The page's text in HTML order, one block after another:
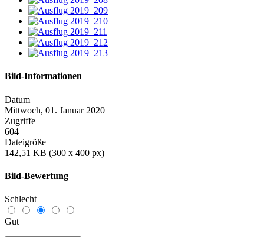
Bild-Informationen
Datum
Mittwoch, 01. Januar 2020
Zugriffe
604
Dateigröße
142,51 KB (300 x 400 px)
Bild-Bewertung
Schlecht
Gut